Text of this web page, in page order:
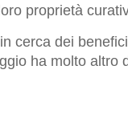
proprietà
cerca dei
ha molto altro